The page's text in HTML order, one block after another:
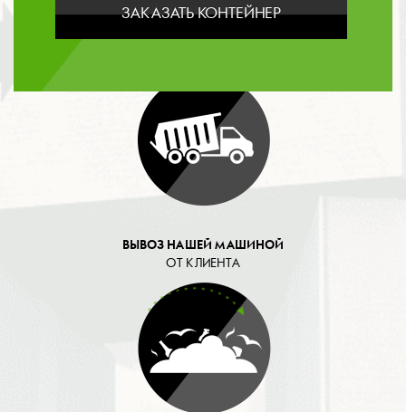
ВЫВОЗ НАШЕЙ МАШИНОЙ
ОТ КЛИЕНТА
ЗАКАЗАТЬ КОНТЕЙНЕР